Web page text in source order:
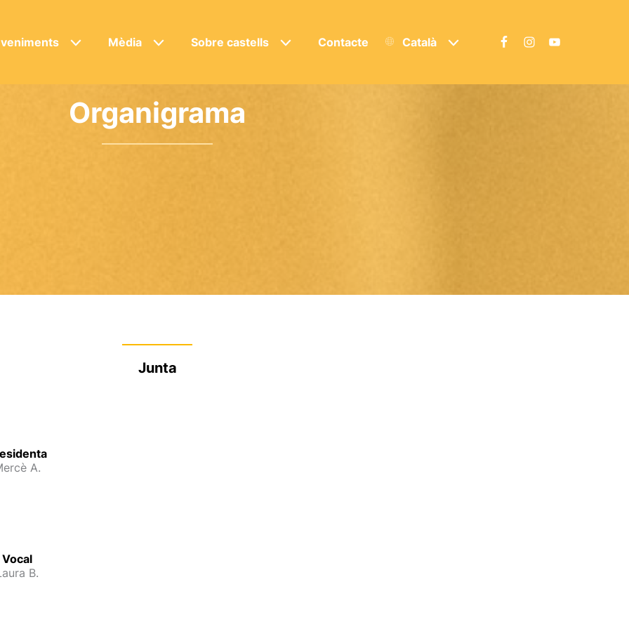
Mèdia Sobre castells Contacte Català
Organigrama
Junta
A.
Vocal
B.